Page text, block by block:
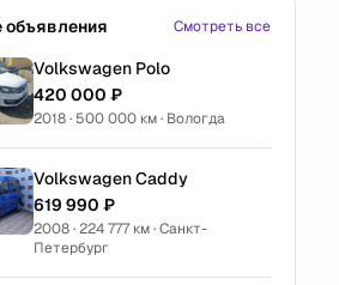
Смотреть все
Volkswagen Polo
420 000 ₽
2018 · 500 000 км · Вологда
Volkswagen Caddy
619 990 ₽
2008 · 224 777 км · Санкт-
Петербург